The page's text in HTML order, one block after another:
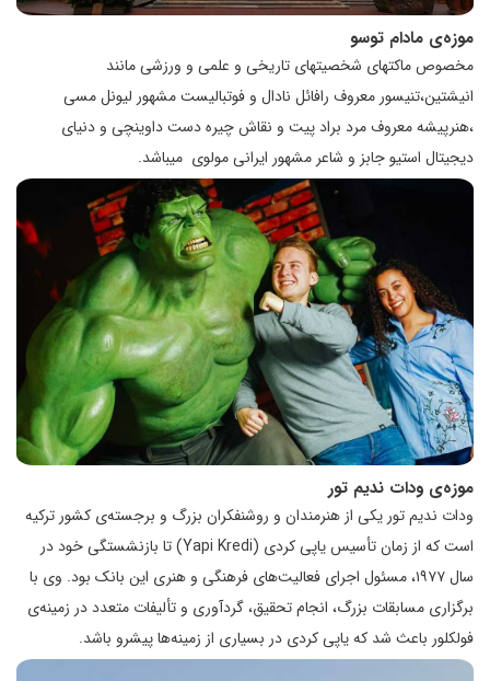
موزه‌ی مادام توسو
مخصوص ماکتهای شخصیتهای تاریخی و علمی و ورزشی مانند
انیشتین،تنیسور معروف رافائل نادال و فوتبالیست مشهور لیونل مسی
،هنرپیشه معروف مرد براد پیت و نقاش چیره دست داوینچی و دنیای
دیجیتال استیو جابز و شاعر مشهور ایرانی مولوی میباشد.
موزه‌ی ودات ندیم تور
ودات ندیم تور یکی از هنرمندان و روشنفکران بزرگ و برجسته‌ی کشور ترکیه
است که از زمان تأسیس یاپی کردی (Yapi Kredi) تا بازنشستگی خود در
سال ۱۹۷۷، مسئول اجرای فعالیت‌های فرهنگی و هنری این بانک بود. وی با
برگزاری مسابقات بزرگ، انجام تحقیق، گردآوری و تألیفات متعدد در زمینه‌ی
فولکلور باعث شد که یاپی کردی در بسیاری از زمینه‌ها پیشرو باشد.